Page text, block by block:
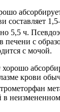
составляет
5,5 ч.
печени с
с мочой.
хорошо
крови
в